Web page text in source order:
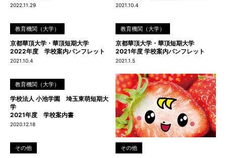
2022.11.29 2021.10.4
教育機関（大学）
京都華頂大学・華頂短期大学
2022年度 学校案内パンフレット
2021.10.4
教育機関（大学）
京都華頂大学・華頂短期大学
2021年度 学校案内パンフレット
2021.1.5
教育機関（大学）
学校法人 小池学園 埼玉東萌短期大
学
2021年度 学校案内書
2020.12.18
その他
その他